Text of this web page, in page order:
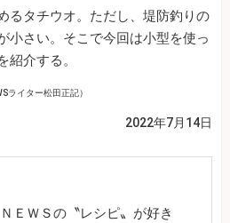
るタチウオ。ただし、堤防釣りの
小さい。そこで今回は小型を使っ
紹介する。
ライター松田正記）
2022年7月14日
ＥＷＳの〝レシピ〟が好き